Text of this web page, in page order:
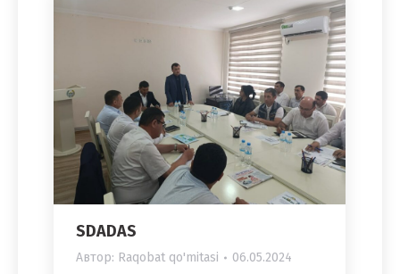
SDADAS
Автор: Raqobat qo'mitasi 06.05.2024